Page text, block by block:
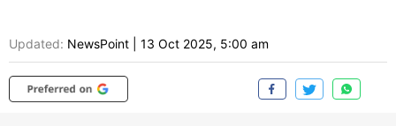
Updated: NewsPoint 13 Oct 2025, 5:00 am